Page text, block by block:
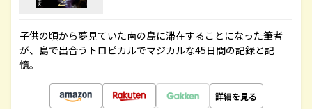
子供の頃から夢見ていた南の島に滞在することになった筆者
が、島で出合うトロピカルでマジカルな45日間の記録と記
憶。
詳細を見る